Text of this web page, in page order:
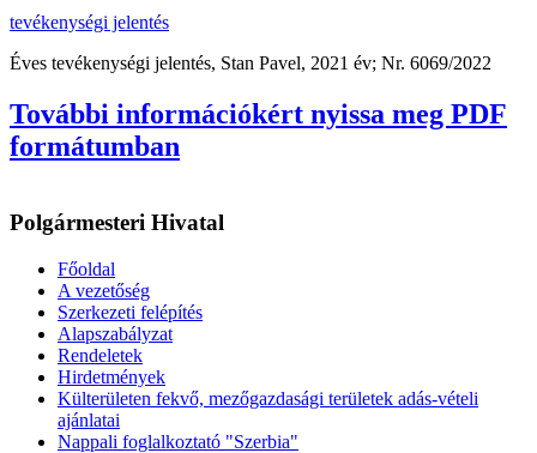
tevékenységi jelentés
Éves tevékenységi jelentés, Stan Pavel, 2021 év; Nr. 6069/2022
További információkért nyissa meg PDF
formátumban
Polgármesteri Hivatal
Főoldal
A vezetőség
Szerkezeti felépítés
Alapszabályzat
Rendeletek
Hirdetmények
Külterületen fekvő, mezőgazdasági területek adás-vételi
ajánlatai
Nappali foglalkoztató "Szerbia"